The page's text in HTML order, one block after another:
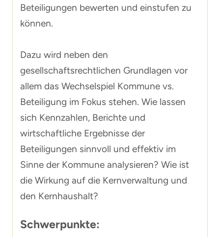
Beteiligungen bewerten und einstufen zu
können.
Dazu wird neben den
gesellschaftsrechtlichen Grundlagen vor
allem das Wechselspiel Kommune vs.
Beteiligung im Fokus stehen. Wie lassen
sich Kennzahlen, Berichte und
wirtschaftliche Ergebnisse der
Beteiligungen sinnvoll und effektiv im
Sinne der Kommune analysieren? Wie ist
die Wirkung auf die Kernverwaltung und
den Kernhaushalt?
Schwerpunkte: